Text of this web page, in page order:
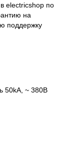
electricshop по
на
поддержку
50kA, ~ 380В